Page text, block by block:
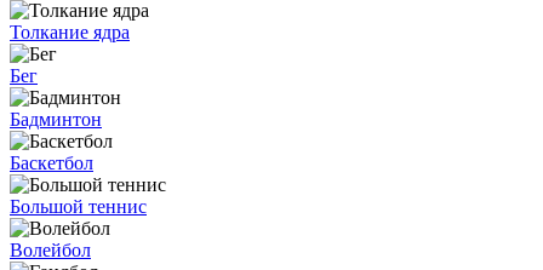
Толкание ядра
Бег
Бадминтон
Баскетбол
Большой теннис
Волейбол